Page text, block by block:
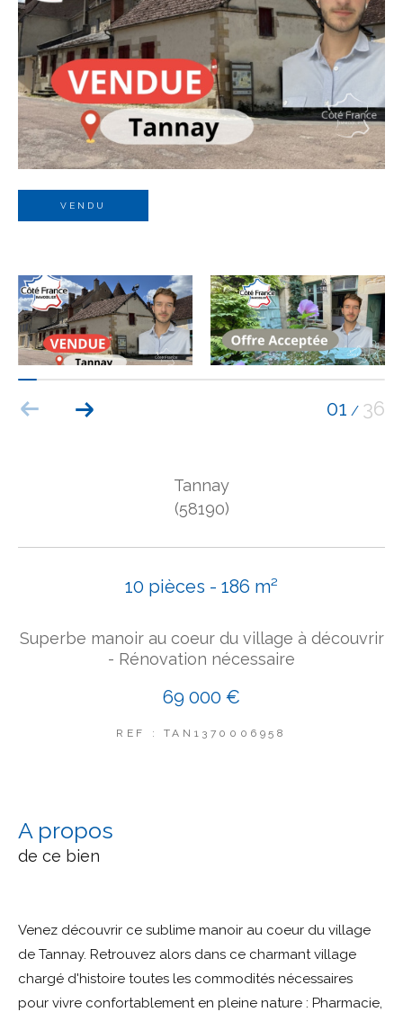
VENDU
01 / 36
Tannay
(58190)
10 pièces - 186 m²
Superbe manoir au coeur du village à découvrir
- Rénovation nécessaire
69 000 €
REF : TAN1370006958
a propos
de ce bien
Venez découvrir ce sublime manoir au coeur du village
de Tannay. Retrouvez alors dans ce charmant village
chargé d'histoire toutes les commodités nécessaires
pour vivre confortablement en pleine nature : Pharmacie,
Budget
Budget
Surface
Surface
Pièces
Référence
AFFINER LES CRITÈRES
TERRASSE PARKING PISCINE